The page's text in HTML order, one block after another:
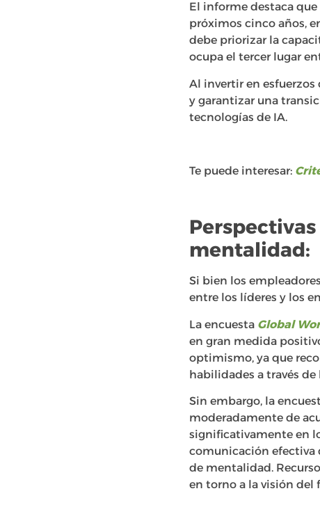
El informe destaca que
próximos cinco años,
debe priorizar la
ocupa el tercer lugar
Al invertir en esfuerzos
y garantizar una
tecnologías de IA.
Te puede interesar:
mentalidad:
Si bien los
entre los líderes y los
La encuesta Global
en gran medida
optimismo, ya que
habilidades a través
Sin embargo, la
moderadamente de
significativamente en
comunicación efectiva
de mentalidad.
en torno a la visión del